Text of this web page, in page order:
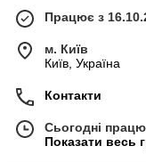
Працює з
м. Київ
Київ, Україна
Контакти
Сьогодні
Показати весь